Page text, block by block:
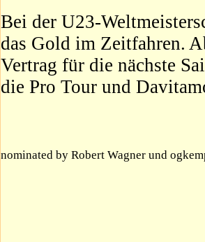
Bei der U23-
das Gold im Zeitfahren.
Vertrag für die nächste
die Pro Tour und
nominated by Robert Wagner und